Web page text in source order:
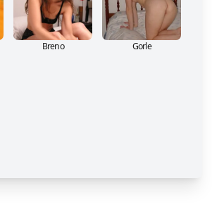
Breno
Gorle